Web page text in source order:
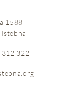
1588
312 322